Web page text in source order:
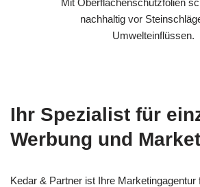
nachhaltig vor
Umwelteinflüssen.
Ihr Spezialist für
Werbung und
Kedar & Partner ist Ihre Marketingagentur